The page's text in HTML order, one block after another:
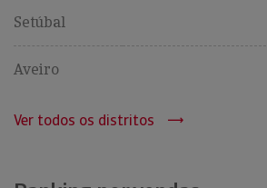
Setúbal
Aveiro
Ver todos os distritos